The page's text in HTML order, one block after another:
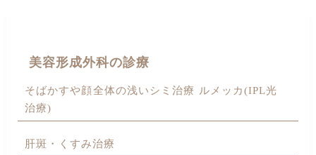
美容形成外科の診療
そばかすや顔全体の浅いシミ治療 ルメッカ(IPL光
治療)
肝斑・くすみ治療